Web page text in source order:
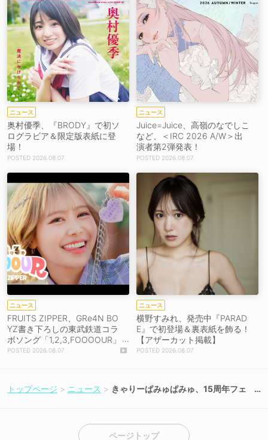
ニュース
奥村優季、『BRODY』で初ソ
ログラビア＆限定版表紙に登
場！
2026.08.07
ニュース
Juice=Juice、高嶺のなでしこ
など、＜IRC 2026 A/W＞出
演者第2弾発表！
2026.08.07
ニュース
FRUITS ZIPPER、GRe4N BO
YZ書き下ろしの東武鉄道コラ
ボソング「1,2,3,FOOOOUR」
をリリース＆MV公開！
2026.08.07
ニュース
横野すみれ、発売中『PARAD
E』で初登場＆裏表紙を飾る！
【アザーカット掲載】
2026.08.07
トップページ ニュース
きゃりーぱみゅぱみゅ、15周年フェ
ページトップ